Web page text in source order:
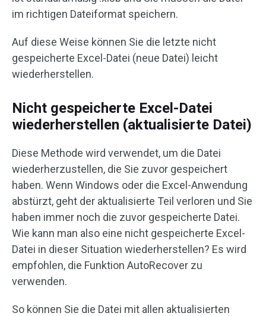
im richtigen Dateiformat speichern.
Auf diese Weise können Sie die letzte nicht
gespeicherte Excel-Datei (neue Datei) leicht
wiederherstellen.
Nicht gespeicherte Excel-Datei
wiederherstellen (aktualisierte Datei)
Diese Methode wird verwendet, um die Datei
wiederherzustellen, die Sie zuvor gespeichert
haben. Wenn Windows oder die Excel-Anwendung
abstürzt, geht der aktualisierte Teil verloren und Sie
haben immer noch die zuvor gespeicherte Datei.
Wie kann man also eine nicht gespeicherte Excel-
Datei in dieser Situation wiederherstellen? Es wird
empfohlen, die Funktion AutoRecover zu
verwenden.
So können Sie die Datei mit allen aktualisierten